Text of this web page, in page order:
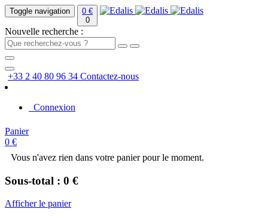
Toggle navigation
0 €
0
Nouvelle recherche :
+33 2 40 80 96 34 Contactez-nous
Connexion
Panier
0 €
Vous n'avez rien dans votre panier pour le moment.
Sous-total : 0 €
Afficher le panier